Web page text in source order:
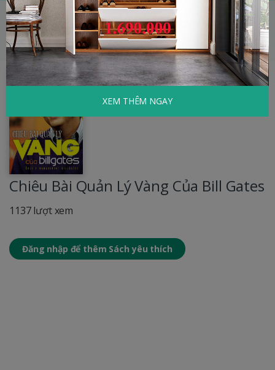
HOME Kinh Tế - Quản Lý
Chiêu Bài Quản
Lý Vàng Của Bill Gates
Chiêu Bài Quản Lý Vàng Của Bill Gates
1137 lượt xem
Đăng nhập để thêm Sách yêu thích
XEM THÊM NGAY